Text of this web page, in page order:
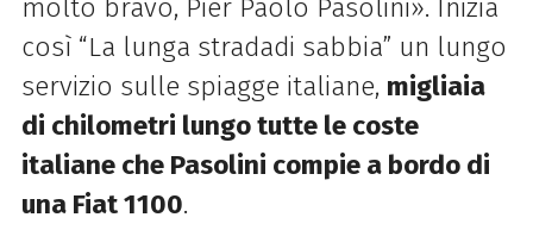
molto bravo, Pier Paolo Pasolini». Inizia
così “La lunga stradadi sabbia” un lungo
servizio sulle spiagge italiane, migliaia
di chilometri lungo tutte le coste
italiane che Pasolini compie a bordo di
una Fiat 1100.